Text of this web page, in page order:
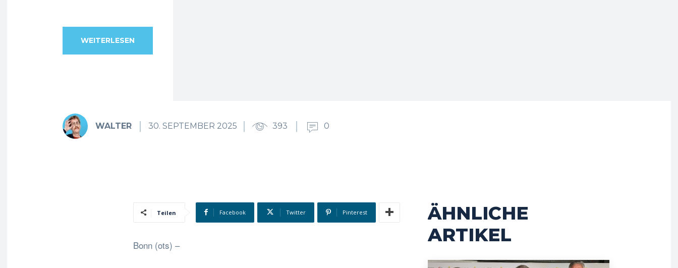
WEITERLESEN
WALTER 30. SEPTEMBER 2025 393 0
Teilen Facebook Twitter Pinterest
Bonn (ots) –
ÄHNLICHE
ARTIKEL